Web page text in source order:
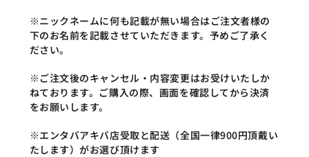
※ニックネームに何も記載が無い場合はご注文者様の
下のお名前を記載させていただきます。予めご了承く
ださい。
※ご注文後のキャンセル・内容変更はお受けいたしか
ねております。ご購入の際、画面を確認してから決済
をお願いします。
※エンタバアキバ店受取と配送（全国一律900円頂戴い
たします）がお選び頂けます